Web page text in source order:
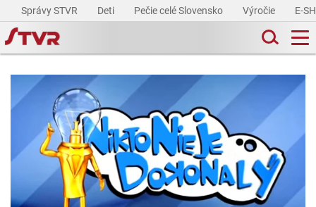
Správy STVR Deti Pečie celé Slovensko Výročie E-